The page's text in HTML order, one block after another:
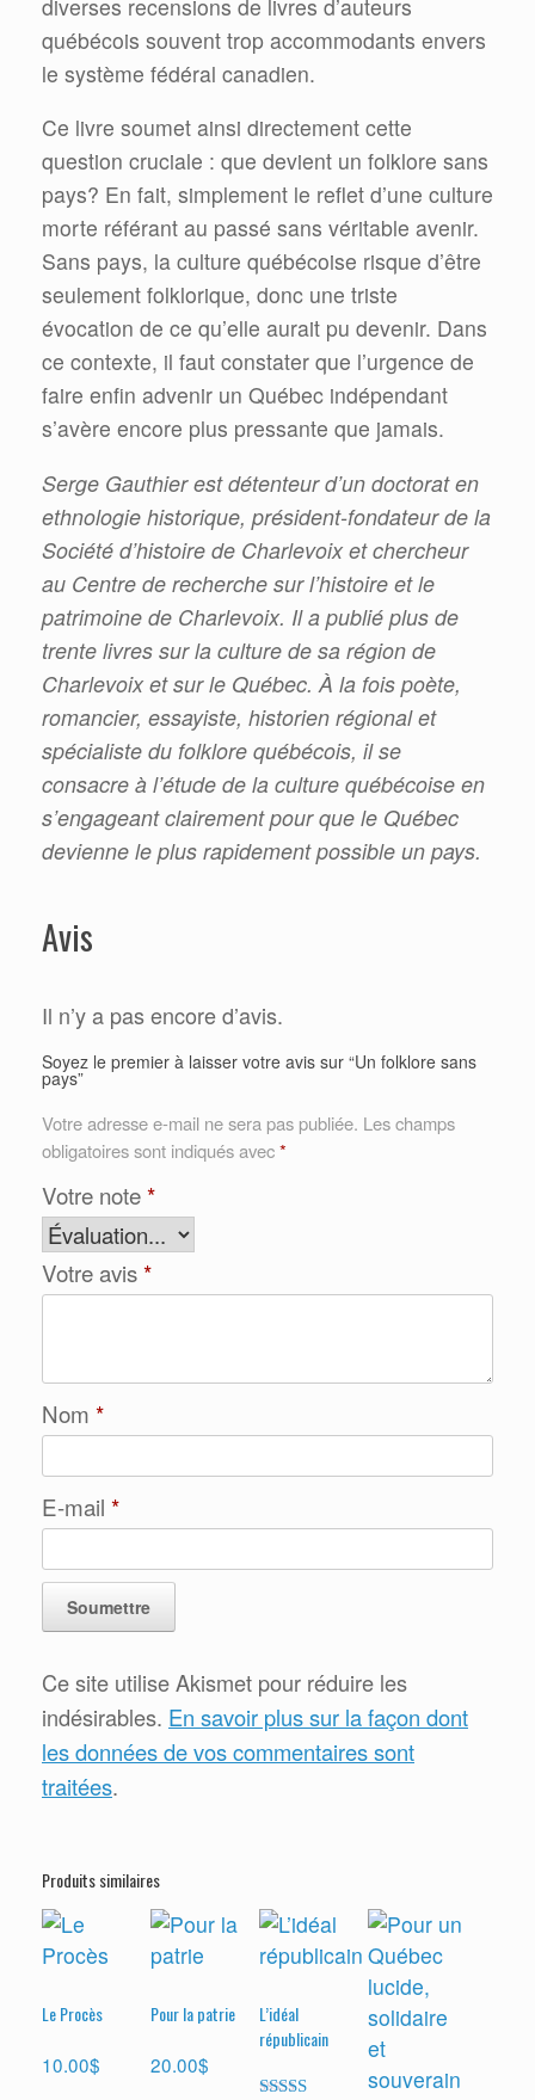
diverses recensions de livres d’auteurs
québécois souvent trop accommodants envers
le système fédéral canadien.
Ce livre soumet ainsi directement cette
question cruciale : que devient un folklore sans
pays? En fait, simplement le reflet d’une culture
morte référant au passé sans véritable avenir.
Sans pays, la culture québécoise risque d’être
seulement folklorique, donc une triste
évocation de ce qu’elle aurait pu devenir. Dans
ce contexte, il faut constater que l’urgence de
faire enfin advenir un Québec indépendant
s’avère encore plus pressante que jamais.
Serge Gauthier est détenteur d’un doctorat en
ethnologie historique, président-fondateur de la
Société d’histoire de Charlevoix et chercheur
au Centre de recherche sur l’histoire et le
patrimoine de Charlevoix. Il a publié plus de
trente livres sur la culture de sa région de
Charlevoix et sur le Québec. À la fois poète,
romancier, essayiste, historien régional et
spécialiste du folklore québécois, il se
consacre à l’étude de la culture québécoise en
s’engageant clairement pour que le Québec
devienne le plus rapidement possible un pays.
Avis
Il n’y a pas encore d’avis.
Soyez le premier à laisser votre avis sur “Un folklore sans
pays”
Votre adresse e-mail ne sera pas publiée. Les champs
obligatoires sont indiqués avec*
Votre note*
Votre avis*
Nom *
E-mail *
Ce site utilise Akismet pour réduire les
indésirables. En savoir plus sur la façon dont
les données de vos commentaires sont
traitées.
Produits similaires
Le Procès
10.00$
Pour la patrie
20.00$
L’idéal
républicain